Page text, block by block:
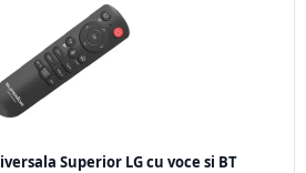
Superior LG cu voce si BT